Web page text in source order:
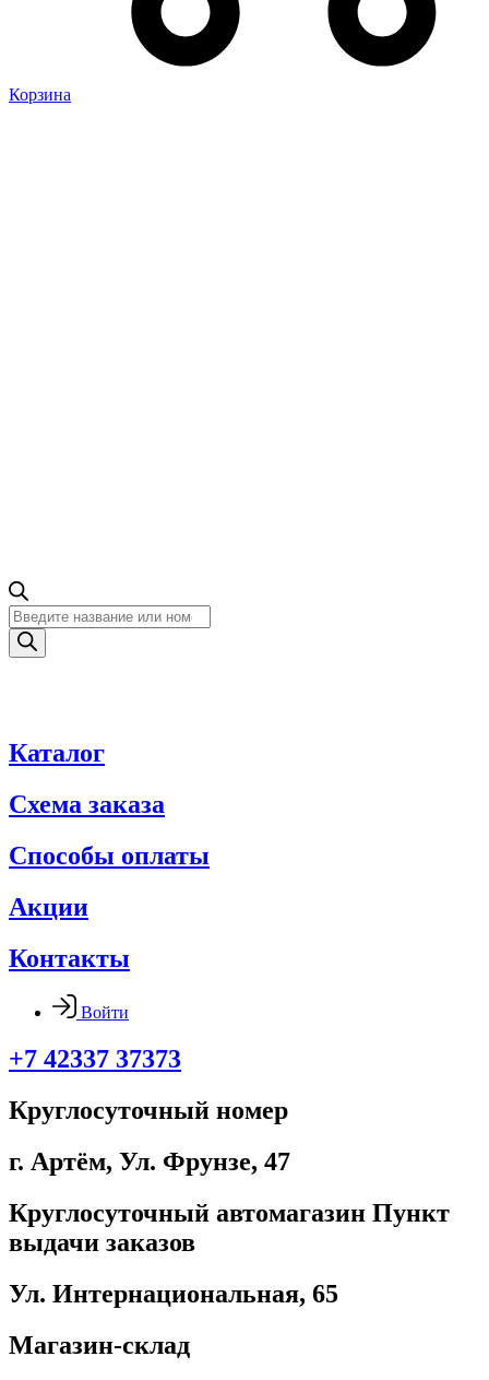
Корзина
Поиск
товаров
Каталог
Схема заказа
Способы оплаты
Акции
Контакты
Войти
+7 42337 37373
Круглосуточный номер
г. Артём, ​Ул. Фрунзе, 47
Круглосуточный автомагазин Пункт
выдачи заказов
Ул. Интернациональная, 65
Магазин-склад